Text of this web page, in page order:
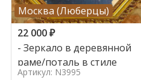
Москва (Люберцы)
22 000₽
- Зеркало в деревянной
раме/поталь в стиле
Артикул: N3995